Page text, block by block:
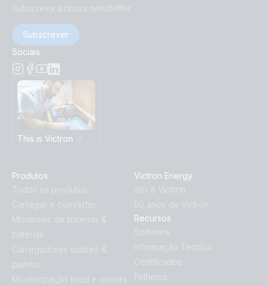
Subscreva a nossa newsletter
Subscrever
Sociais
This is Victron
Produtos
Todos os produtos
Carregar e converter
Monitores de baterias &
baterias
Carregadores solares &
painéis
Monitorização local e remota
Victron Energy
Isto é Victron
50 anos de Victron
Recursos
Software
Informação Técnica
Certificados
Folhetos